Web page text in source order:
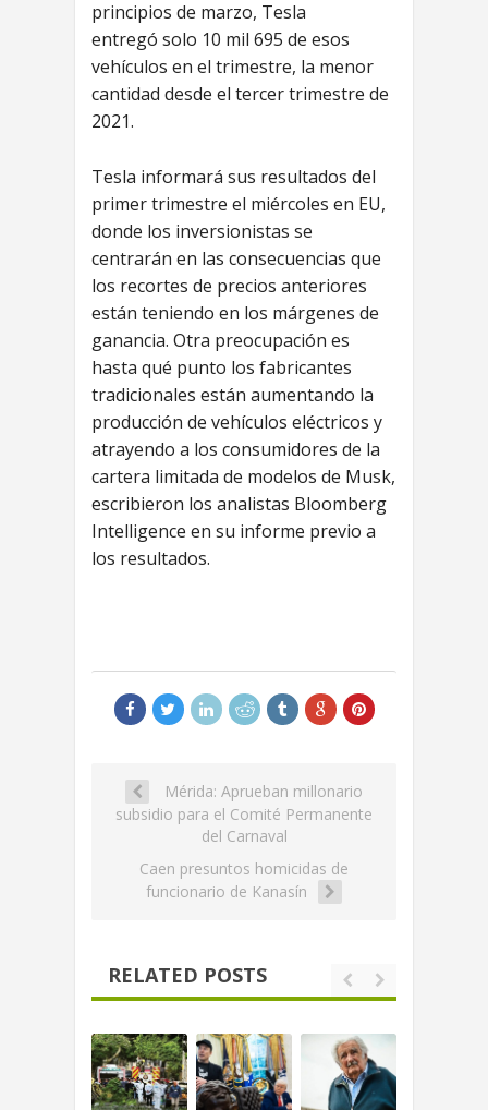
principios de marzo, Tesla
entregó solo 10 mil 695 de esos
vehículos en el trimestre, la menor
cantidad desde el tercer trimestre de
2021.
Tesla informará sus resultados del
primer trimestre el miércoles en EU,
donde los inversionistas se
centrarán en las consecuencias que
los recortes de precios anteriores
están teniendo en los márgenes de
ganancia. Otra preocupación es
hasta qué punto los fabricantes
tradicionales están aumentando la
producción de vehículos eléctricos y
atrayendo a los consumidores de la
cartera limitada de modelos de Musk,
escribieron los analistas Bloomberg
Intelligence en su informe previo a
los resultados.
Mérida: Aprueban millonario
subsidio para el Comité Permanente
del Carnaval
Caen presuntos homicidas de
funcionario de Kanasín
RELATED POSTS